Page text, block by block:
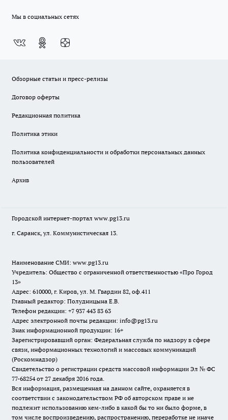
Мы в социальных сетях
Обзорные статьи и пресс-релизы
Договор оферты
Редакционная политика
Политика этики
Политика конфиденциальности и обработки персональных данных
пользователей
Архив
Городской интернет-портал www.pg13.ru
г. Саранск, ул. Коммунистическая 13.
Наименование СМИ: www.pg13.ru
Учредитель: Общество с ограниченной ответственностью «Про Город
13»
Адрес: 610000, г. Киров, ул. М. Гвардии 82, оф.411
Главный редактор: Полудницына Е.В.
Телефон редакции: +7 937 443 83 63
Адрес электронной почты редакции: info@pg13.ru
Знак информационной продукции: 16+
Зарегистрировавший орган: Федеральная служба по надзору в сфере
связи, информационных технологий и массовых коммуникаций
(Роскомнадзор)
Свидетельство о регистрации средств массовой информации Эл № ФС
77-68254 от 27 декабря 2016 года.
Вся информация, размещенная на данном сайте, охраняется в
соответствии с законодательством РФ об авторском праве и не
подлежит использованию кем-либо в какой бы то ни было форме, в
том числе воспроизведению, распространению, переработке не иначе